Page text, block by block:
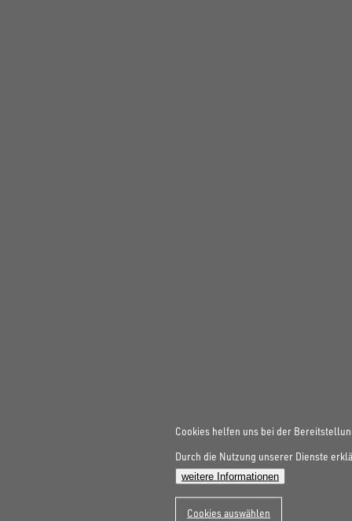
Cookies helfen uns bei der
Durch die Nutzung unserer Dienste
weitere Informationen
Cookies auswählen